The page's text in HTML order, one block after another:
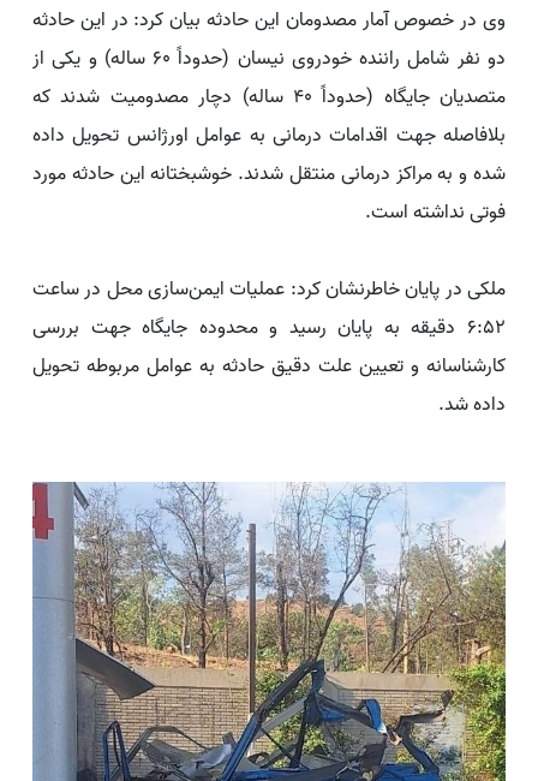
وی در خصوص آمار مصدومان این حادثه بیان کرد: در این حادثه
دو نفر شامل راننده خودروی نیسان (حدوداً 60 ساله) و یکی از
متصدیان جایگاه (حدوداً 40 ساله) دچار مصدومیت شدند که
بلافاصله جهت اقدامات درمانی به عوامل اورژانس تحویل داده
شده و به مراکز درمانی منتقل شدند. خوشبختانه این حادثه مورد
فوتی نداشته است.
ملکی در پایان خاطرنشان کرد: عملیات ایمن‌سازی محل در ساعت
6:52 دقیقه به پایان رسید و محدوده جایگاه جهت بررسی
کارشناسانه و تعیین علت دقیق حادثه به عوامل مربوطه تحویل
داده شد.